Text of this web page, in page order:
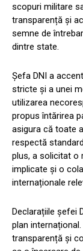
scopuri militare
transparență și
semne de
dintre state.
Șefa DNI a
stricte și a unei
utilizarea
propus întărirea
asigura că toate
respectă
plus, a solicitat o
implicate și o
internaționale
Declarațiile șefei
plan
transparență și